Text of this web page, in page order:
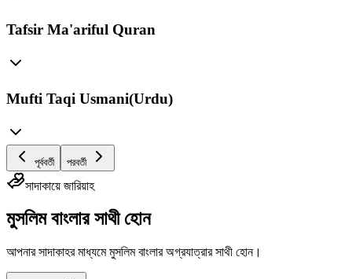
Tafsir Ma'ariful Quran
Mufti Taqi Usmani(Urdu)
পূর্ববর্তী পরবর্তী
সাদাকায়ে জারিয়াহ
মুসলিম বাংলার সাথী হোন
আপনার সাদাকাহর মাধ্যমে মুসলিম বাংলার অগ্রযাত্রার সাথী হোন।